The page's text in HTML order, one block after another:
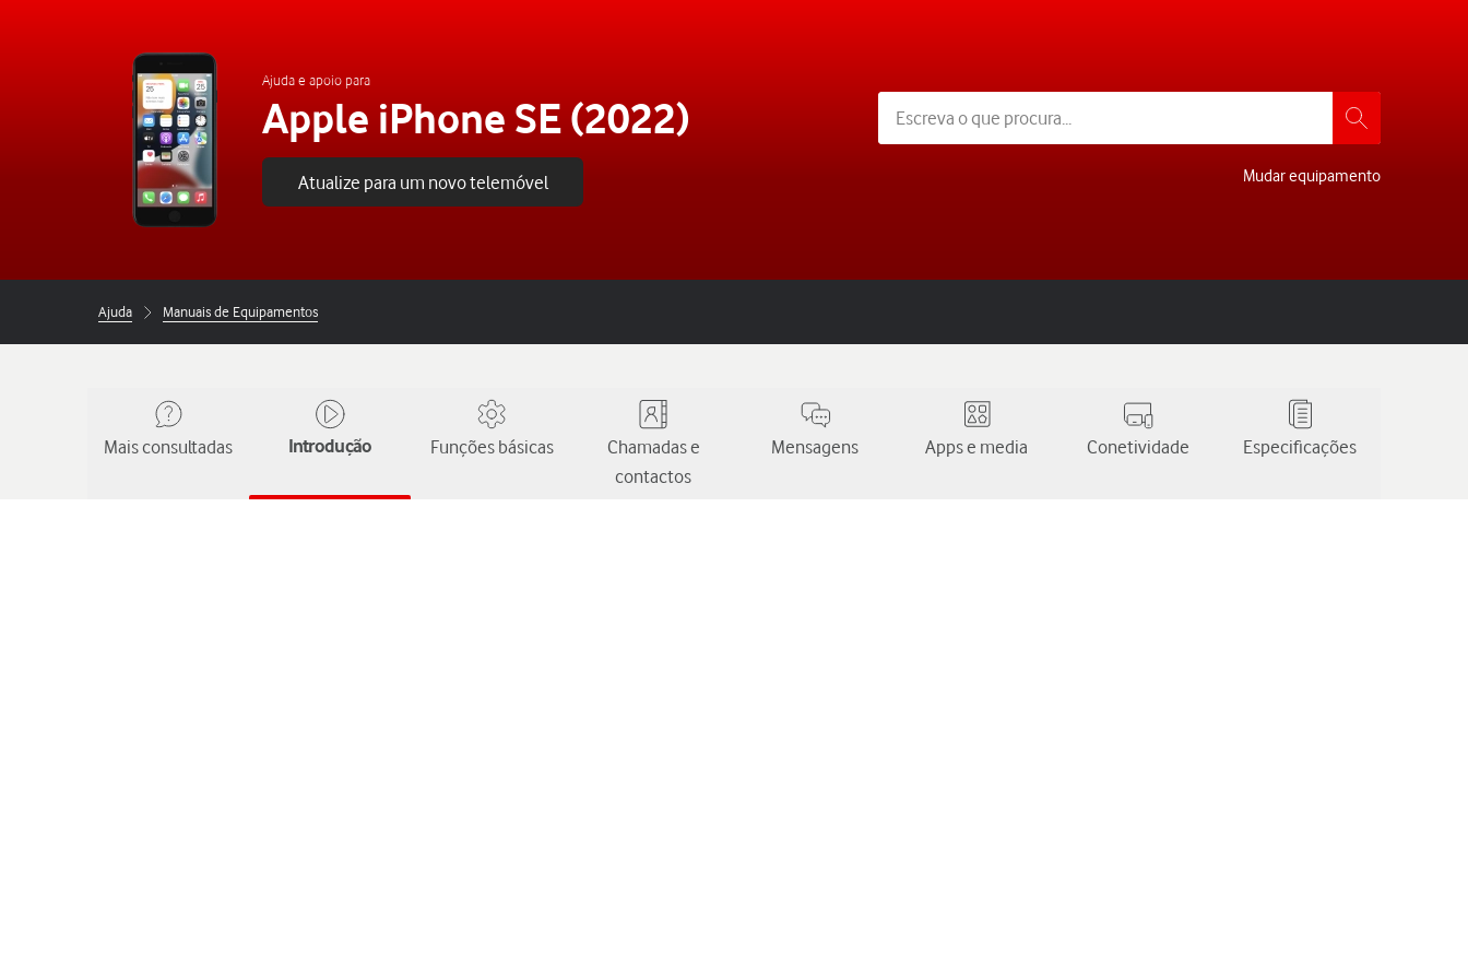
Ajuda e apoio para
Apple iPhone SE (2022)
Atualize para um novo telemóvel Mudar equipamento
Ajuda Manuais de Equipamentos
Mais consultadas Introdução Funções básicas
Chamadas e
contactos
Mensagens Apps e media Conetividade Especificações